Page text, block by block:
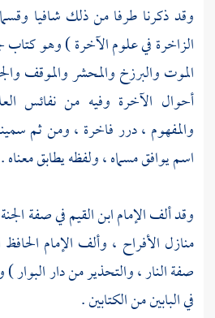
وقد ذكرنا طرفا من ذلك شافيا
الزاخرة في علوم الآخرة ) وهو كتاب
الموت والبرزخ والمحشر والموقف
أحوال الآخرة وفيه من نفائس
والمفهوم ، درر فاخرة ، ومن ثم
اسم يوافق مسماه ، ولفظه يطابق معناه .
وقد ألف الإمامابن القيمفي صفة
منازل الأفراح ، وألف الإمام الحافظ
صفة النار ، والتحذير من دار
في البابين من الكتابين .